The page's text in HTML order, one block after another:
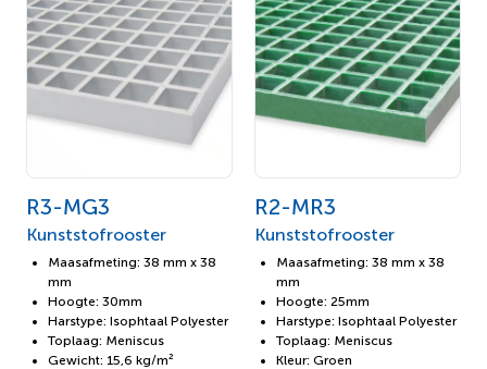
R3-MG3
Kunststofrooster
Maasafmeting: 38 mm x 38
mm
Hoogte: 30mm
Harstype: Isophtaal Polyester
Toplaag: Meniscus
Gewicht: 15,6 kg/m²
R2-MR3
Kunststofrooster
Maasafmeting: 38 mm x 38
mm
Hoogte: 25mm
Harstype: Isophtaal Polyester
Toplaag: Meniscus
Kleur: Groen